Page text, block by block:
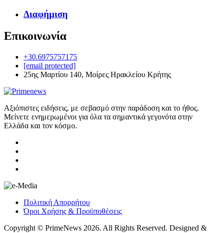
Διαφήμιση
Επικοινωνία
+30.6975757175
[email protected]
25ης Μαρτίου 140, Μοίρες Ηρακλείου Κρήτης
Αξιόπιστες ειδήσεις, με σεβασμό στην παράδοση και το ήθος.
Μείνετε ενημερωμένοι για όλα τα σημαντικά γεγονότα στην
Ελλάδα και τον κόσμο.
Πολιτική Απορρήτου
Όροι Χρήσης & Προϋποθέσεις
Copyright © PrimeNews 2026. All Rights Reserved. Designed &